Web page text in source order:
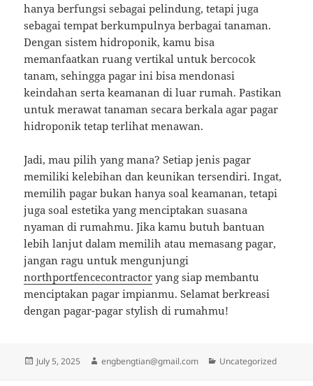
hanya berfungsi sebagai pelindung, tetapi juga
sebagai tempat berkumpulnya berbagai tanaman.
Dengan sistem hidroponik, kamu bisa
memanfaatkan ruang vertikal untuk bercocok
tanam, sehingga pagar ini bisa mendonasi
keindahan serta keamanan di luar rumah. Pastikan
untuk merawat tanaman secara berkala agar pagar
hidroponik tetap terlihat menawan.
Jadi, mau pilih yang mana? Setiap jenis pagar
memiliki kelebihan dan keunikan tersendiri. Ingat,
memilih pagar bukan hanya soal keamanan, tetapi
juga soal estetika yang menciptakan suasana
nyaman di rumahmu. Jika kamu butuh bantuan
lebih lanjut dalam memilih atau memasang pagar,
jangan ragu untuk mengunjungi
northportfencecontractor yang siap membantu
menciptakan pagar impianmu. Selamat berkreasi
dengan pagar-pagar stylish di rumahmu!
Posted
July 5, 2025 Author
engbengtian@gmail.com Categories
Uncategorized